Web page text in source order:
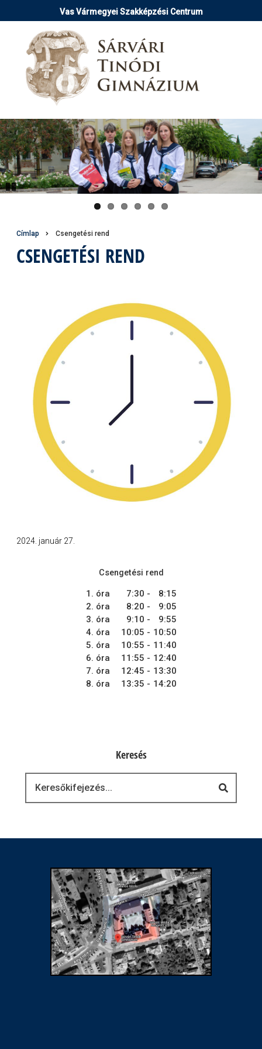
a
tartalomra
Vas Vármegyei Szakképzési Centrum
Morzsa
Címlap Csengetési rend
CSENGETÉSI REND
Csengetési rend
1. óra
2. óra
3. óra
4. óra
5. óra
6. óra
7. óra
8. óra
7:30
8:20
9:10
10:05
10:55
11:55
12:45
13:35
-
-
-
-
-
-
-
-
8:15
9:05
9:55
10:50
11:40
12:40
13:30
14:20
2024. január 27.
Keresés